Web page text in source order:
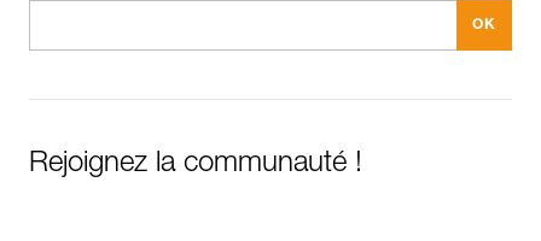
Rejoignez la communauté !